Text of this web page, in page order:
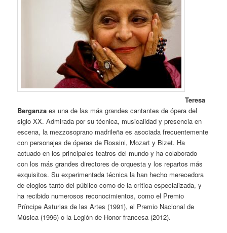
Teresa
Berganza es una de las más grandes cantantes de ópera del
siglo XX. Admirada por su técnica, musicalidad y presencia en
escena, la mezzosoprano madrileña es asociada frecuentemente
con personajes de óperas de Rossini, Mozart y Bizet. Ha
actuado en los principales teatros del mundo y ha colaborado
con los más grandes directores de orquesta y los repartos más
exquisitos. Su experimentada técnica la han hecho merecedora
de elogios tanto del público como de la crítica especializada, y
ha recibido numerosos reconocimientos, como el Premio
Príncipe Asturias de las Artes (1991), el Premio Nacional de
Música (1996) o la Legión de Honor francesa (2012).